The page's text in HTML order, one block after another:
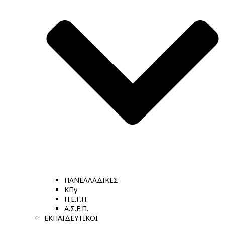
ΠΑΝΕΛΛΑΔΙΚΕΣ
ΚΠγ
Π.Ε.Γ.Π.
Α.Σ.Ε.Π.
ΕΚΠΑΙΔΕΥΤΙΚΟΙ